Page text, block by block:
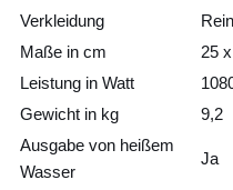
Verkleidung
Maße in cm
25
Leistung in Watt
Gewicht in kg
9,2
Ausgabe von heißem
Wasser
Ja